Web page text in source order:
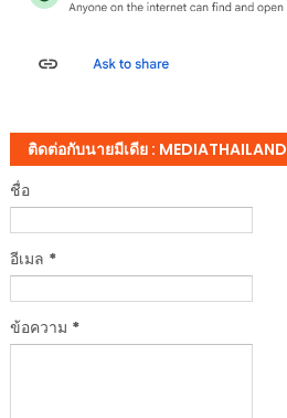
ติดต่อกับนายมีเดีย : MEDIATHAILAND
ชื่อ
อีเมล *
ข้อความ *